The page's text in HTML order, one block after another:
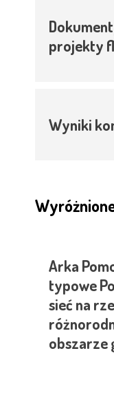
projekty
Wyniki
Arka
typowe
sieć na
obszarze